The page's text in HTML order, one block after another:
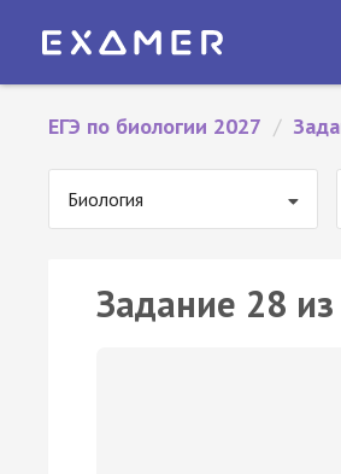
ЕГЭ по биологии 2027 /
Биология
Задание 28